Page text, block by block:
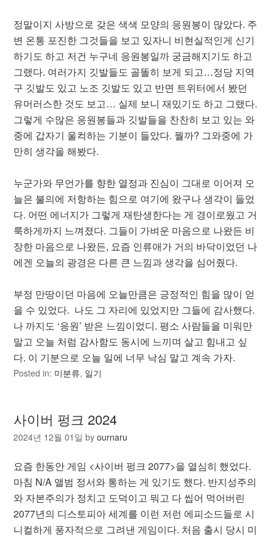
정말이지 사방으로 갖은 색색 모양의 응원봉이 많았다. 주
변 온통 포진한 그것들을 보고 있자니 비현실적인게 신기
하기도 하고 저건 누구네 응원봉일까 궁금해지기도 하고
그랬다. 여러가지 깃발들도 골똘히 보게 되고…정당 지역
구 깃발도 있고 노조 깃발도 있고 반면 트위터에서 봤던
유머러스한 것도 보고… 실제 보니 재밌기도 하고 그랬다.
그렇게 수많은 응원봉들과 깃발들을 찬찬히 보고 있는 와
중에 갑자기 울컥하는 기분이 들았다. 뭘까? 그와중에 가
만히 생각을 해봤다.
누군가와 무언가를 향한 열정과 진심이 그대로 이어져 오
늘은 불의에 저항하는 힘으로 여기에 왔구나 생각이 들었
다. 어떤 에너지가 그렇게 재탄생한다는 게 경이로웠고 거
룩하게까지 느껴졌다. 그들이 가벼운 마음으로 나왔든 비
장한 마음으로 나왔든, 요즘 인류애가 거의 바닥이었던 나
에겐 오늘의 광경은 다른 큰 느낌과 생각을 심어줬다.
부정 만땅이던 마음에 오늘만큼은 긍정적인 힘을 많이 얻
을 수 있었다. 나도 그 자리에 있었지만 그들에 감사했다.
나 까지도 ‘응원’ 받은 느낌이었디. 평소 사람들을 미워만
말고 오늘 처럼 감사함도 동시에 느끼며 살고 힘내고 싶
다. 이 기분으로 오늘 일에 너무 낙심 말고 계속 가자.
Posted in: 미분류, 일기
사이버 펑크 2024
2024년 12월 01일 byournaru
요즘 한동안 게임 <사이버 펑크 2077>을 열심히 했었다.
마침 N/A 앨범 정서와 통하는 게 있기도 했다. 반지성주의
와 자본주의가 정치고 도덕이고 뭐고 다 씹어 먹어버린
2077년의 디스토피아 세계를 이런 저런 에피소드들로 시
니컬하게 풍자적으로 그려낸 게임이다. 처음 출시 당시 미